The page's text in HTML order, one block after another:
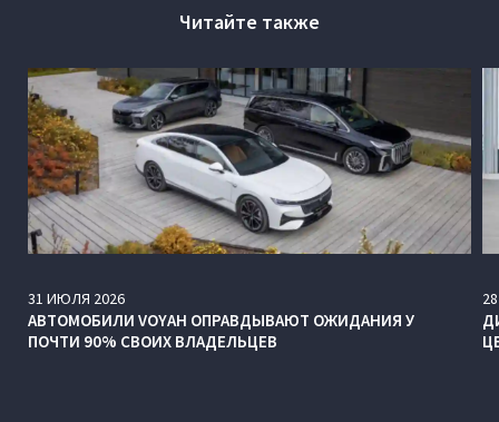
Читайте также
31 ИЮЛЯ 2026
АВТОМОБИЛИ VOYAH ОПРАВДЫВАЮТ ОЖИДАНИЯ У
ПОЧТИ 90% СВОИХ ВЛАДЕЛЬЦЕВ
28